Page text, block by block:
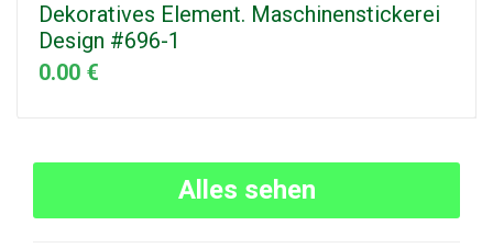
Dekoratives Element. Maschinenstickerei
Design #696-1
0.00 €
Alles sehen